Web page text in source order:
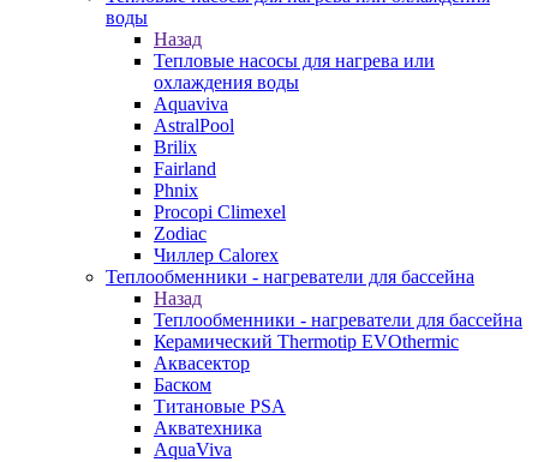
воды
Назад
Тепловые насосы для нагрева или
охлаждения воды
Aquaviva
AstralPool
Brilix
Fairland
Phnix
Procopi Climexel
Zodiac
Чиллер Calorex
Теплообменники - нагреватели для бассейна
Назад
Теплообменники - нагреватели для бассейна
Керамический Thermotip EVOthermic
Аквасектор
Баском
Титановые PSA
Акватехника
AquaViva